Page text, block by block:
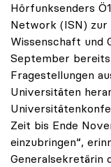
Hörfunksenders
Network (ISN) zur
Wissenschaft und
September
Fragestellungen
Universitäten
Zeit bis Ende
einzubringen“,
Generalsekretärin